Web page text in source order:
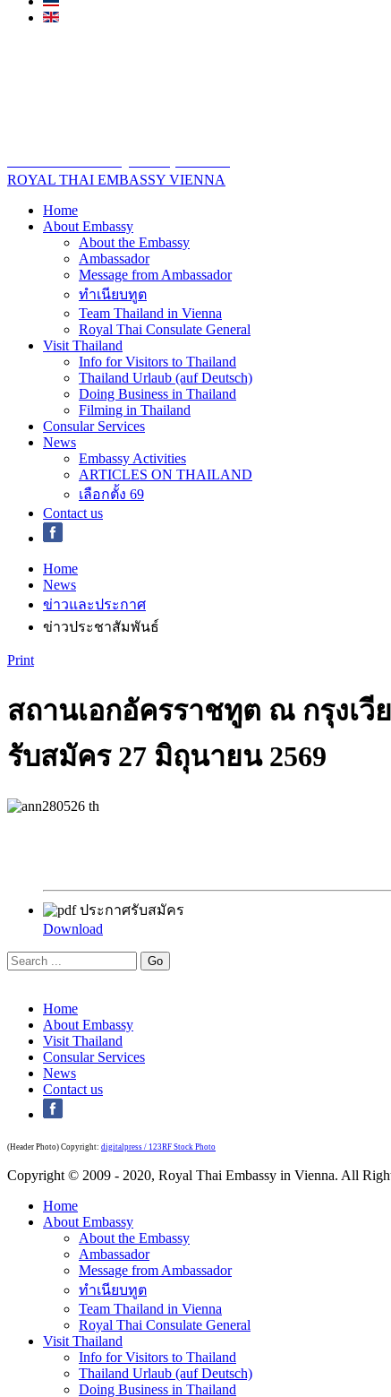
ROYAL THAI EMBASSY VIENNA
Home
About Embassy
About the Embassy
Ambassador
Message from Ambassador
ทำเนียบทูต
Team Thailand in Vienna
Royal Thai Consulate General
Visit Thailand
Info for Visitors to Thailand
Thailand Urlaub (auf Deutsch)
Doing Business in Thailand
Filming in Thailand
Consular Services
News
Embassy Activities
ARTICLES ON THAILAND
เลือกตั้ง 69
Contact us
Home
News
ข่าวและประกาศ
ข่าวประชาสัมพันธ์
Print
สถานเอกอัครราชทูต ณ กรุงเ
รับสมัคร 27 มิถุนายน 2569
ประกาศรับสมัคร
Download
Home
About Embassy
Visit Thailand
Consular Services
News
Contact us
(Header Photo) Copyright: digitalpress / 123RF Stock Photo
Copyright © 2009 - 2020, Royal Thai Embassy in Vienna. All
Home
About Embassy
About the Embassy
Ambassador
Message from Ambassador
ทำเนียบทูต
Team Thailand in Vienna
Royal Thai Consulate General
Visit Thailand
Info for Visitors to Thailand
Thailand Urlaub (auf Deutsch)
Doing Business in Thailand